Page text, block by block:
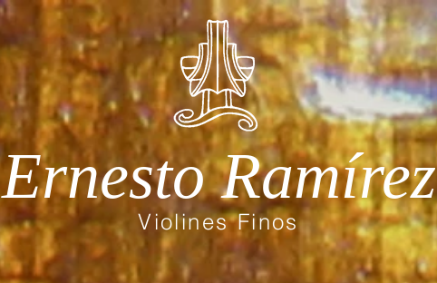
Violines Finos
Ernesto Ramírez